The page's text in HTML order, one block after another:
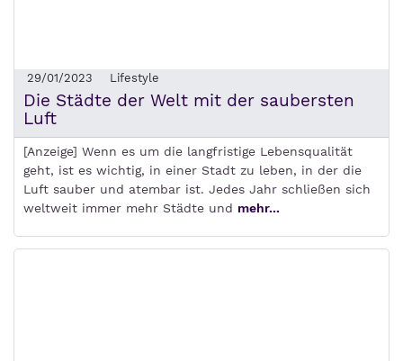
29/01/2023 Lifestyle
Die Städte der Welt mit der saubersten
Luft
[Anzeige] Wenn es um die langfristige Lebensqualität
geht, ist es wichtig, in einer Stadt zu leben, in der die
Luft sauber und atembar ist. Jedes Jahr schließen sich
weltweit immer mehr Städte und mehr...